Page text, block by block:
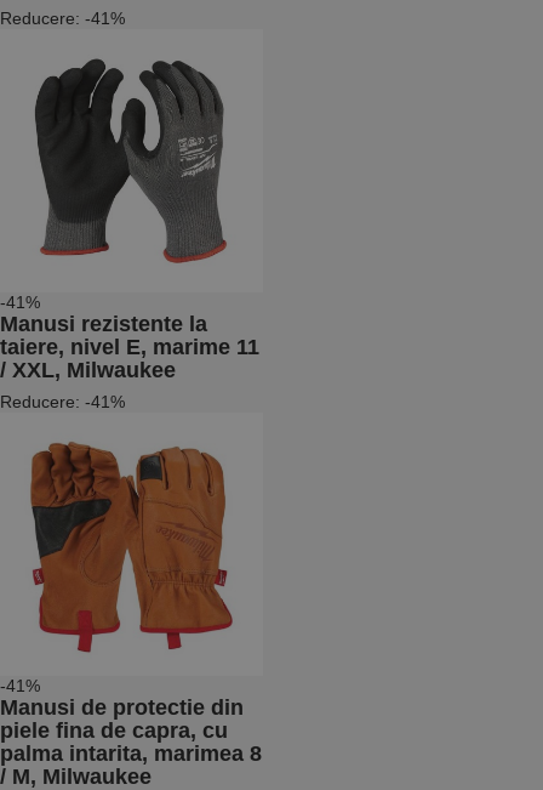
Reducere: -41%
-41%
Manusi rezistente la
taiere, nivel E, marime 11
/ XXL, Milwaukee
Reducere: -41%
-41%
Manusi de protectie din
piele fina de capra, cu
palma intarita, marimea 8
/ M, Milwaukee